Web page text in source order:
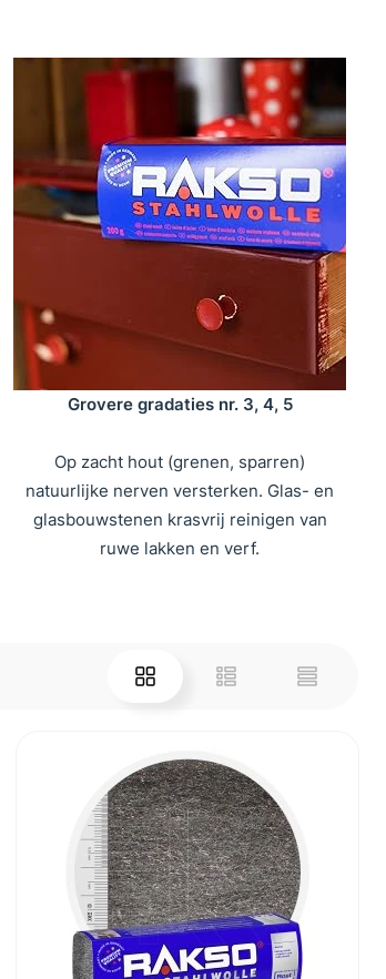
Grovere gradaties nr. 3, 4, 5
Op zacht hout (grenen, sparren)
natuurlijke nerven versterken. Glas- en
glasbouwstenen krasvrij reinigen van
ruwe lakken en verf.